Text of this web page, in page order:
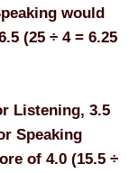
would
(25 ÷ 4 = 6.25
Listening, 3.5
Speaking
of 4.0 (15.5 ÷